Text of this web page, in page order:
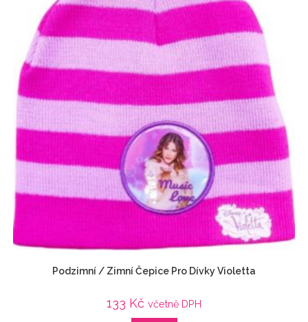
Podzimní / Zimní Čepice Pro Dívky Violetta
133 Kč včetně DPH